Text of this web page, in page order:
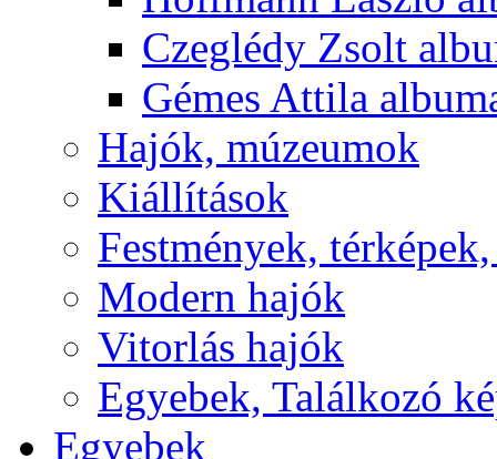
Czeglédy Zsolt
Gémes Attila
Hajók, múzeumok
Kiállítások
Festmények,
Modern hajók
Vitorlás hajók
Egyebek, Találkozó
Egyebek